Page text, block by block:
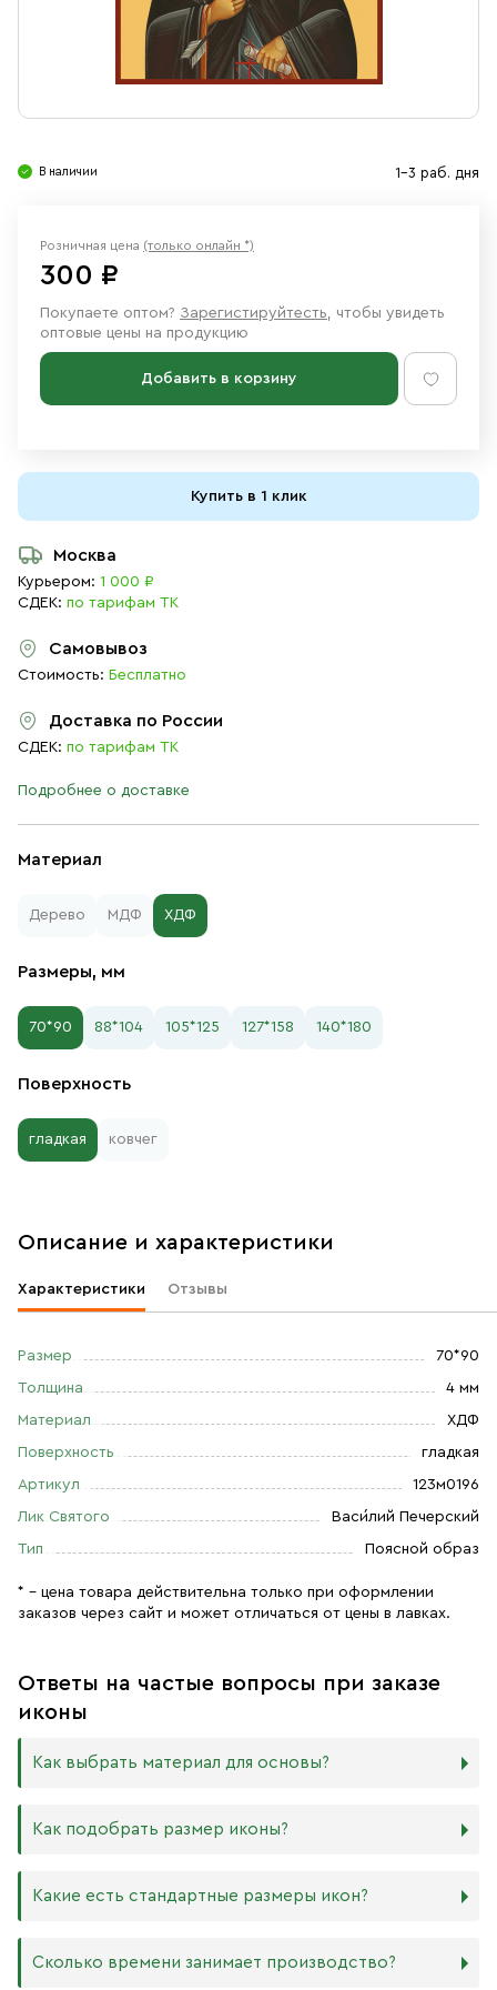
Ювелирные изделия
В наличии 1-3 раб. дня
Материал
Дерево МДФ ХДФ
Размеры, мм
70*90 88*104 105*125 127*158 140*180
Поверхность
гладкая ковчег
Розничная цена (только онлайн *)
300 ₽
Покупаете оптом? Зарегистируйтесть, чтобы увидеть
оптовые цены на продукцию
Добавить в корзину
Купить в 1 клик
Москва
Курьером: 1 000 ₽
СДЕК: по тарифам ТК
Самовывоз
Стоимость: Бесплатно
Доставка по России
СДЕК: по тарифам ТК
Подробнее о доставке
Описание и характеристики
Характеристики Отзывы
Размер 70*90
Толщина 4 мм
Материал ХДФ
Поверхность гладкая
Артикул 123м0196
Лик Святого Васи́лий Печерский
Тип Поясной образ
* – цена товара действительна только при оформлении
заказов через сайт и может отличаться от цены в лавках.
Ответы на частые вопросы при заказе
иконы
Как выбрать материал для основы?
Мы изготавливаем иконы на трёх разных видах досок:
МДФ. Ламинированная древесно-стружечная плита —
практически нет. Вы можете самостоятельно выбрать
Как подобрать размер иконы?
Никаких строгих правил по тому, какого размера
иконостас, можно ориентироваться на него.
Какие есть стандартные размеры икон?
105х125 мм
Сколько времени занимает производство?